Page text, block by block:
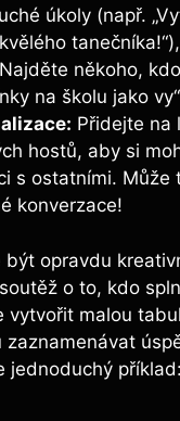
úkoly (např.
někoho,
na školu jako
Přidejte na​
⁢hostů, aby ‍si
s ostatními. Může
konverzace!
být​ opravdu
o to, kdo
vytvořit malou
jednoduchý příklad: